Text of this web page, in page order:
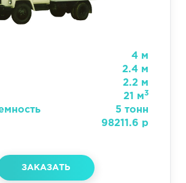
4 м
2.4 м
2.2 м
21 м3
5 тонн
98211.6 р
ЗАКАЗАТЬ